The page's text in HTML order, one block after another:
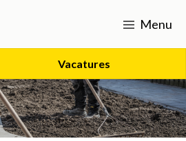
Menu
Vacatures
Home
bij